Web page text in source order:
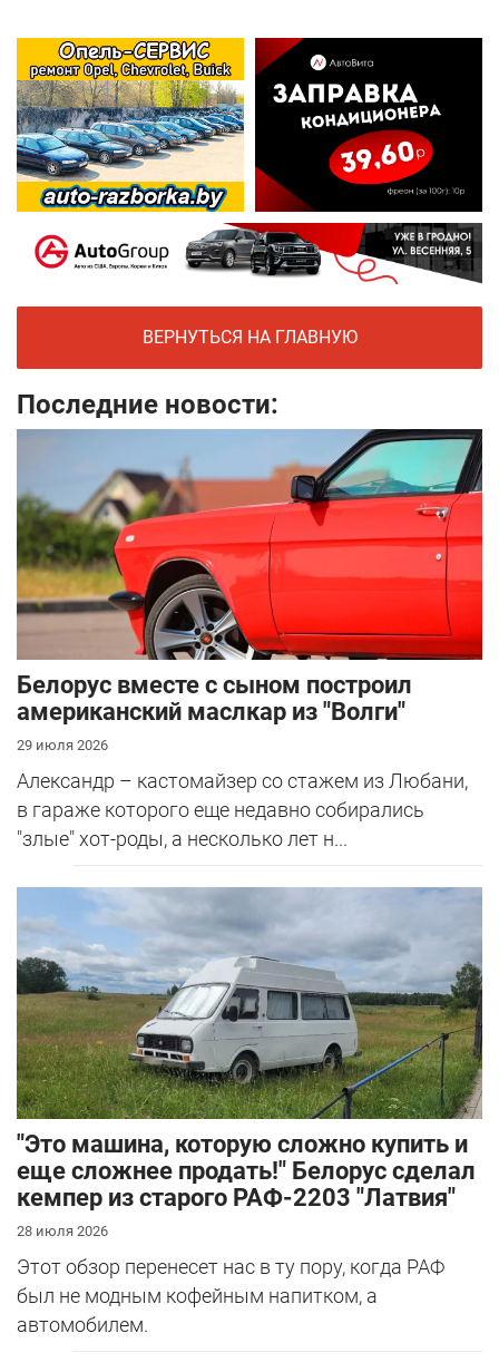
ВЕРНУТЬСЯ НА ГЛАВНУЮ
Последние новости:
Белорус вместе с сыном построил
американский маслкар из "Волги"
29 июля 2026
Александр – кастомайзер со стажем из Любани,
в гараже которого еще недавно собирались
"злые" хот-роды, а несколько лет н...
"Это машина, которую сложно купить и
еще сложнее продать!" Белорус сделал
кемпер из старого РАФ-2203 "Латвия"
28 июля 2026
Этот обзор перенесет нас в ту пору, когда РАФ
был не модным кофейным напитком, а
автомобилем.